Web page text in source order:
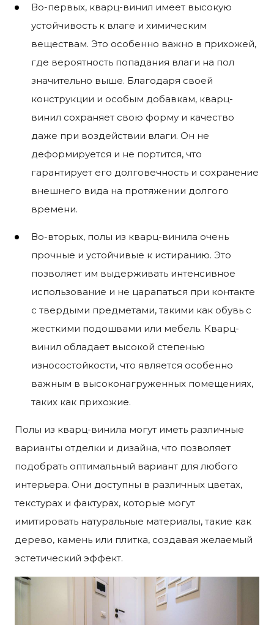
Во-первых, кварц-винил имеет высокую
устойчивость к влаге и химическим
веществам. Это особенно важно в прихожей,
где вероятность попадания влаги на пол
значительно выше. Благодаря своей
конструкции и особым добавкам, кварц-
винил сохраняет свою форму и качество
даже при воздействии влаги. Он не
деформируется и не портится, что
гарантирует его долговечность и сохранение
внешнего вида на протяжении долгого
времени.
Во-вторых, полы из кварц-винила очень
прочные и устойчивые к истиранию. Это
позволяет им выдерживать интенсивное
использование и не царапаться при контакте
с твердыми предметами, такими как обувь с
жесткими подошвами или мебель. Кварц-
винил обладает высокой степенью
износостойкости, что является особенно
важным в высоконагруженных помещениях,
таких как прихожие.
Полы из кварц-винила могут иметь различные
варианты отделки и дизайна, что позволяет
подобрать оптимальный вариант для любого
интерьера. Они доступны в различных цветах,
текстурах и фактурах, которые могут
имитировать натуральные материалы, такие как
дерево, камень или плитка, создавая желаемый
эстетический эффект.